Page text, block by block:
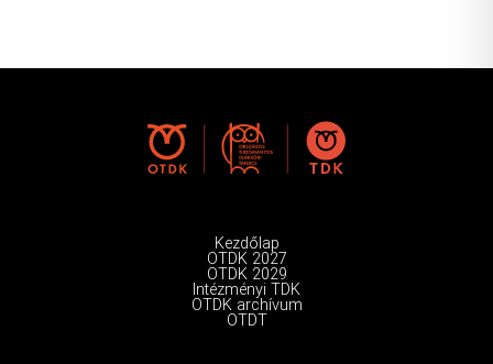
Kezdőlap
OTDK 2027
OTDK 2029
Intézményi TDK
OTDK archívum
OTDT